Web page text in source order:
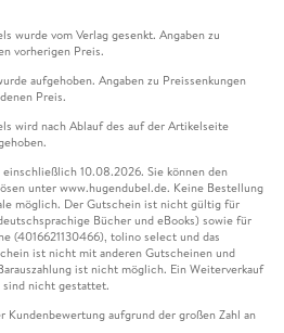
wurde vom Verlag gesenkt. Angaben zu
vorherigen Preis.
aufgehoben. Angaben zu Preissenkungen
Preis.
wird nach Ablauf des auf der Artikelseite
10.08.2026. Sie können den
unter www.hugendubel.de. Keine Bestellung
möglich. Der Gutschein ist nicht gültig für
Bücher und eBooks) sowie für
(4016621130466), tolino select und das
ist nicht mit anderen Gutscheinen und
ist nicht möglich. Ein Weiterverkauf
sind nicht gestattet.
aufgrund der großen Zahl an